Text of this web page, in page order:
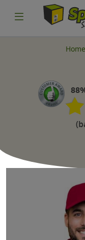
Pacco
Nazione partenza
Nazione arrivo
Home